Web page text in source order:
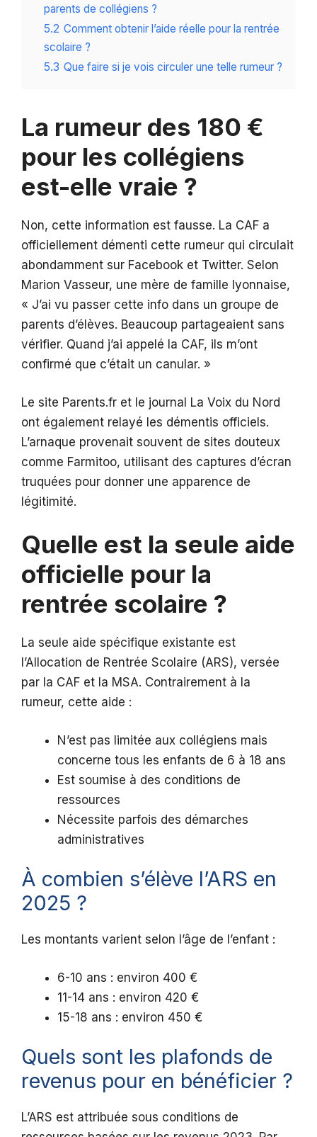
parents de collégiens ?
5.2 Comment obtenir l’aide réelle pour la rentrée
scolaire ?
5.3 Que faire si je vois circuler une telle rumeur ?
La rumeur des 180 €
pour les collégiens
est-elle vraie ?
Non, cette information est fausse. La CAF a
officiellement démenti cette rumeur qui circulait
abondamment sur Facebook et Twitter. Selon
Marion Vasseur, une mère de famille lyonnaise,
« J’ai vu passer cette info dans un groupe de
parents d’élèves. Beaucoup partageaient sans
vérifier. Quand j’ai appelé la CAF, ils m’ont
confirmé que c’était un canular. »
Le site Parents.fr et le journal La Voix du Nord
ont également relayé les démentis officiels.
L’arnaque provenait souvent de sites douteux
comme Farmitoo, utilisant des captures d’écran
truquées pour donner une apparence de
légitimité.
Quelle est la seule aide
officielle pour la
rentrée scolaire ?
La seule aide spécifique existante est
l’Allocation de Rentrée Scolaire (ARS), versée
par la CAF et la MSA. Contrairement à la
rumeur, cette aide :
N’est pas limitée aux collégiens mais
concerne tous les enfants de 6 à 18 ans
Est soumise à des conditions de
ressources
Nécessite parfois des démarches
administratives
À combien s’élève l’ARS en
2025 ?
Les montants varient selon l’âge de l’enfant :
6-10 ans : environ 400 €
11-14 ans : environ 420 €
15-18 ans : environ 450 €
Quels sont les plafonds de
revenus pour en bénéficier ?
L’ARS est attribuée sous conditions de